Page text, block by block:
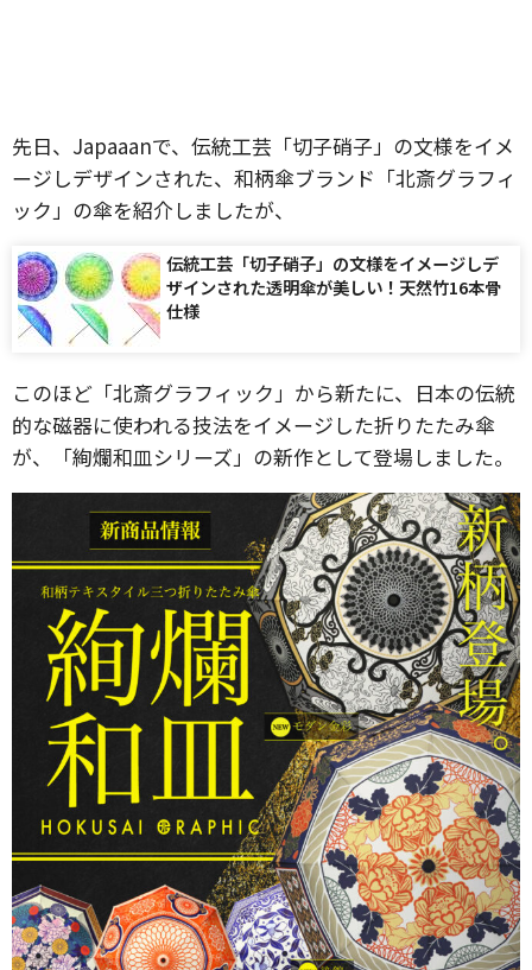
先日、Japaaanで、伝統工芸「切子硝子」の文様をイメ
ージしデザインされた、和柄傘ブランド「北斎グラフィ
ック」の傘を紹介しましたが、
伝統工芸「切子硝子」の文様をイメージしデ
ザインされた透明傘が美しい！天然竹16本骨
仕様
このほど「北斎グラフィック」から新たに、日本の伝統
的な磁器に使われる技法をイメージした折りたたみ傘
が、「絢爛和皿シリーズ」の新作として登場しました。